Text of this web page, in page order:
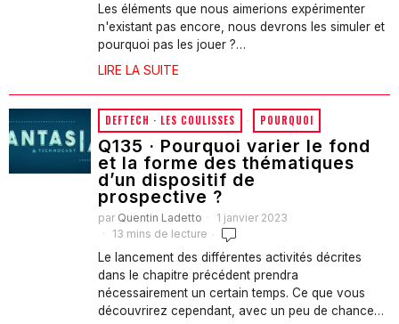
Les éléments que nous aimerions expérimenter
n'existant pas encore, nous devrons les simuler et
pourquoi pas les jouer ?…
LIRE LA SUITE
DEFTECH · LES COULISSES · POURQUOI
Q135 · Pourquoi varier le fond
et la forme des thématiques
d’un dispositif de
prospective ?
par Quentin Ladetto
1 janvier 2023
13 mins de lecture
Le lancement des différentes activités décrites
dans le chapitre précédent prendra
nécessairement un certain temps. Ce que vous
découvrirez cependant, avec un peu de chance…